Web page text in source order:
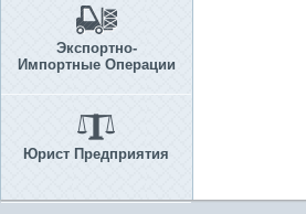
Экспортно-
Импортные Операции
Юрист Предприятия